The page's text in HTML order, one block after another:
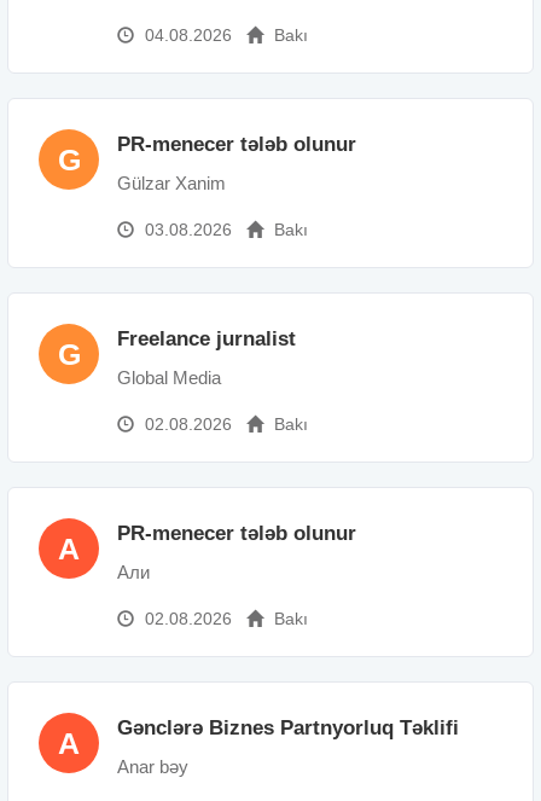
04.08.2026 Bakı
G PR-menecer tələb olunur
Gülzar Xanim
03.08.2026 Bakı
G Freelance jurnalist
Global Media
02.08.2026 Bakı
A PR-menecer tələb olunur
Али
02.08.2026 Bakı
A Gənclərə Biznes Partnyorluq Təklifi
Anar bəy